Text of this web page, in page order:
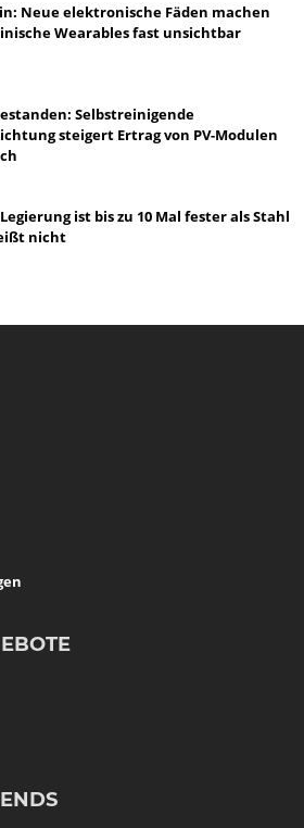
Neue elektronische Fäden machen
Wearables fast unsichtbar
Selbstreinigende
steigert Ertrag von PV-Modulen
ist bis zu 10 Mal fester als Stahl
nicht